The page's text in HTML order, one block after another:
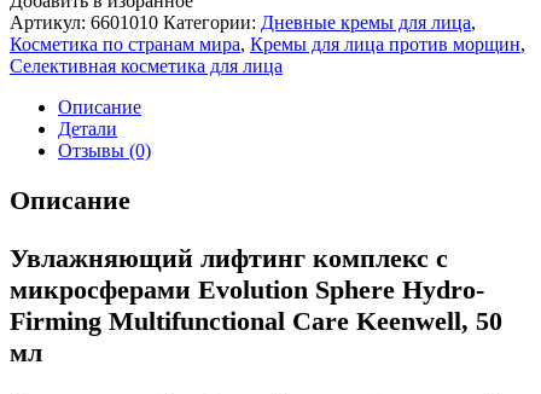
Артикул: 6601010 Категории: Дневные кремы для лица,
Косметика по странам мира, Кремы для лица против морщин,
Селективная косметика для лица
Описание
Детали
Отзывы (0)
Описание
Увлажняющий лифтинг комплекс с
микросферами Evolution Sphere Hydro-
Firming Multifunctional Care Keenwell, 50
мл